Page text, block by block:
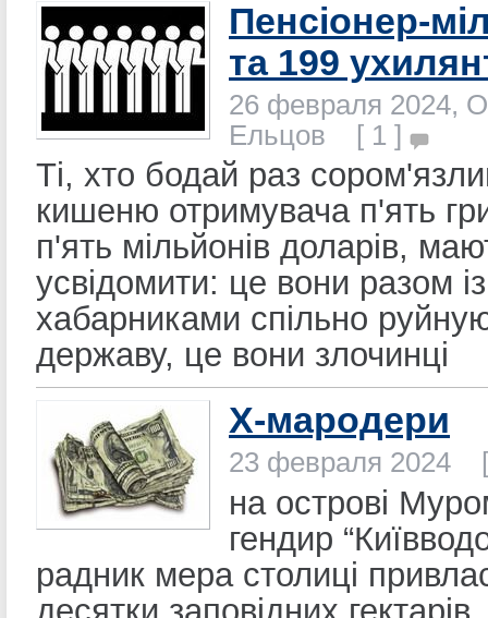
Пенсіонер-
та 199
26 февраля 2024,
Ельцов [ 1 ]
Ті, хто бодай раз
кишеню отримувача п'ять
п'ять мільйонів доларів,
усвідомити: це вони разом із
хабарниками спільно
державу, це вони злочинці
Х-мародери
23 февраля 2024
на острові
гендир
радник мера столиці
десятки заповідних гектарів.